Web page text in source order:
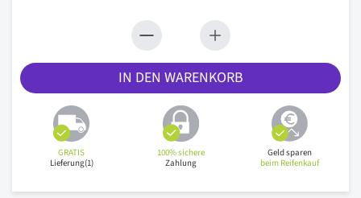
IN DEN WARENKORB
GRATIS
Lieferung(1)
100% sichere
Zahlung
Geld sparen
beim Reifenkauf